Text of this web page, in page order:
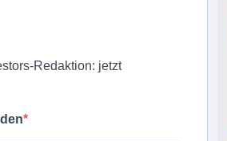
Redaktion: jetzt